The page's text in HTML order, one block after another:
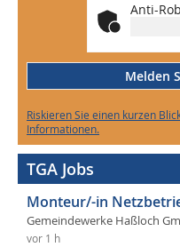
Anti-
Melden
Riskieren Sie einen kurzen
Informationen.
TGA Jobs
Monteur/-in
Gemeindewerke Haßloch
vor 1 h